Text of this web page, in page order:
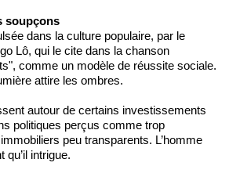
soupçons
dans la culture populaire, par le
Lô, qui le cite dans la chanson
comme un modèle de réussite sociale.
attire les ombres.
autour de certains investissements
politiques perçus comme trop
peu transparents. L’homme
qu’il intrigue.